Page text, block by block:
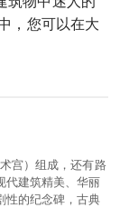
，您可以在大
宫）组成，还有路
代建筑精美、华丽
性的纪念碑，古典